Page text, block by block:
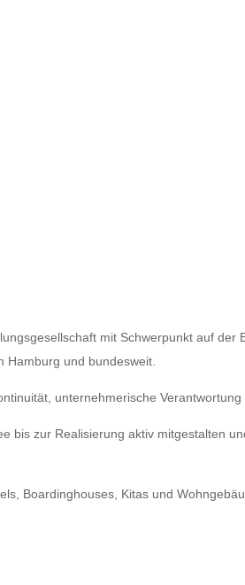
mit Schwerpunkt auf
Hamburg und bundesweit.
unternehmerische
bis zur Realisierung aktiv mitgestalten
Boardinghouses, Kitas und